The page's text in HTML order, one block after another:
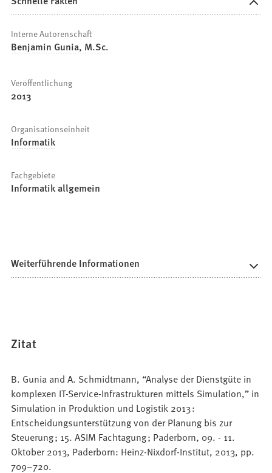
Interne Autorenschaft
Benjamin Gunia, M.Sc.
Veröffentlichung
2013
Organisationseinheit
Informatik
Fachgebiete
Informatik allgemein
Weiterführende Informationen
Zitat
B. Gunia and A. Schmidtmann, “Analyse der Dienstgüte in
komplexen IT-Service-Infrastrukturen mittels Simulation,” in
Simulation in Produktion und Logistik 2013 :
Entscheidungsunterstützung von der Planung bis zur
Steuerung ; 15. ASIM Fachtagung ; Paderborn, 09. - 11.
Oktober 2013, Paderborn: Heinz-Nixdorf-Institut, 2013, pp.
709–720.